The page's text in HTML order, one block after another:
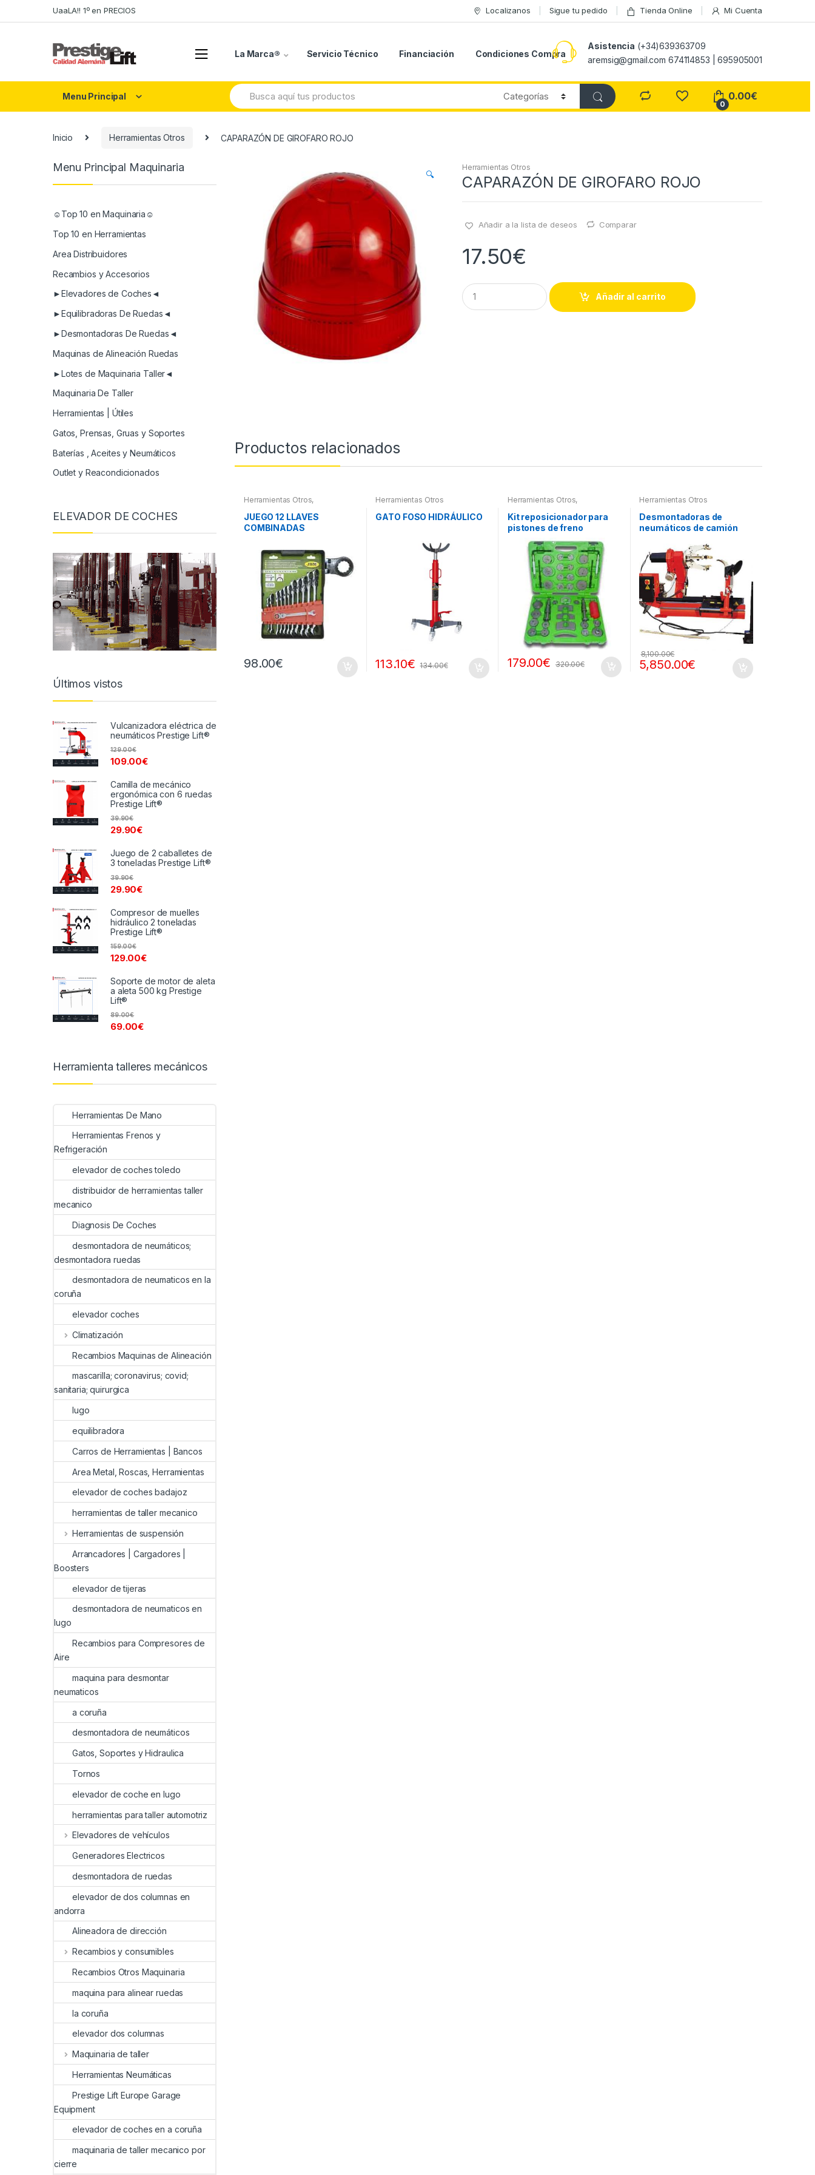
to
to
UaaLA!! 1º en PRECIOS Localizanos Sigue tu pedido Tienda Online Mi Cuenta
La Marca® Servicio Técnico Financiación Condiciones Compra
Asistencia (+34)639363709
aremsig@gmail.com 674114853 | 695905001
Menu Principal
Search
for:
0
0.00€
Inicio Herramientas Otros CAPARAZÓN DE GIROFARO ROJO
🔍
Herramientas Otros
CAPARAZÓN DE GIROFARO ROJO
Añadir a la lista de deseos Comparar
17.50€
Q
u
a
Añadir al carrito
Productos relacionados
Herramientas Otros,
Herramientas De Mano
JUEGO 12 LLAVES
COMBINADAS
98.00€
Herramientas Otros
GATO FOSO HIDRÁULICO
113.10€ 134.00€
Herramientas Otros,
Refrigeración
Kit reposicionador para
pistones de freno
179.00€ 320.00€
Herramientas Otros
Desmontadoras de
neumáticos de camión
5,850.00€
8,100.00€
Menu Principal Maquinaria
☺Top 10 en Maquinaria☺
Top 10 en Herramientas
Area Distribuidores
Recambios y Accesorios
►Elevadores de Coches◄
►Equilibradoras De Ruedas◄
►Desmontadoras De Ruedas◄
Maquinas de Alineación Ruedas
►Lotes de Maquinaria Taller◄
Maquinaria De Taller
Herramientas | Útiles
Gatos, Prensas, Gruas y Soportes
Baterías , Aceites y Neumáticos
Outlet y Reacondicionados
ELEVADOR DE COCHES
Últimos vistos
Vulcanizadora eléctrica de
neumáticos Prestige Lift®
109.00€
129.00€
Camilla de mecánico
ergonómica con 6 ruedas
Prestige Lift®
29.90€
39.90€
Juego de 2 caballetes de
3 toneladas Prestige Lift®
29.90€
39.90€
Compresor de muelles
hidráulico 2 toneladas
Prestige Lift®
129.00€
159.00€
Soporte de motor de aleta
a aleta 500 kg Prestige
Lift®
69.00€
89.00€
Herramienta talleres mecánicos
Herramientas De Mano
Herramientas Frenos y
Refrigeración
elevador de coches toledo
distribuidor de herramientas taller
mecanico
Diagnosis De Coches
desmontadora de neumáticos;
desmontadora ruedas
desmontadora de neumaticos en la
coruña
elevador coches
Climatización
Recambios Maquinas de Alineación
mascarilla; coronavirus; covid;
sanitaria; quirurgica
lugo
equilibradora
Carros de Herramientas | Bancos
Area Metal, Roscas, Herramientas
elevador de coches badajoz
herramientas de taller mecanico
Herramientas de suspensión
Arrancadores | Cargadores |
Boosters
elevador de tijeras
desmontadora de neumaticos en
lugo
Recambios para Compresores de
Aire
maquina para desmontar
neumaticos
a coruña
desmontadora de neumáticos
Gatos, Soportes y Hidraulica
Tornos
elevador de coche en lugo
herramientas para taller automotriz
Elevadores de vehículos
Generadores Electricos
desmontadora de ruedas
elevador de dos columnas en
andorra
Alineadora de dirección
Recambios y consumibles
Recambios Otros Maquinaria
maquina para alinear ruedas
la coruña
elevador dos columnas
Maquinaria de taller
Herramientas Neumáticas
Prestige Lift Europe Garage
Equipment
elevador de coches en a coruña
maquinaria de taller mecanico por
cierre